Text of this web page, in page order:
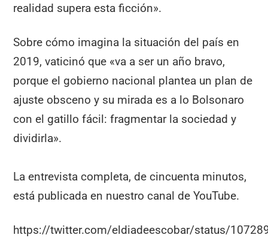
realidad supera esta ficción».
Sobre cómo imagina la situación del país en
2019, vaticinó que «va a ser un año bravo,
porque el gobierno nacional plantea un plan de
ajuste obsceno y su mirada es a lo Bolsonaro
con el gatillo fácil: fragmentar la sociedad y
dividirla».
La entrevista completa, de cincuenta minutos,
está publicada en nuestro canal de YouTube.
https://twitter.com/eldiadeescobar/status/